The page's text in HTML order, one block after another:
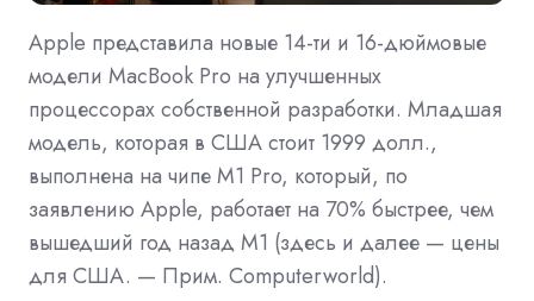
Apple представила новые 14-ти и 16-дюймовые
модели MacBook Pro на улучшенных
процессорах собственной разработки. Младшая
модель, которая в США стоит 1999 долл.,
выполнена на чипе M1 Pro, который, по
заявлению Apple, работает на 70% быстрее, чем
вышедший год назад M1 (здесь и далее — цены
для США. — Прим. Computerworld).